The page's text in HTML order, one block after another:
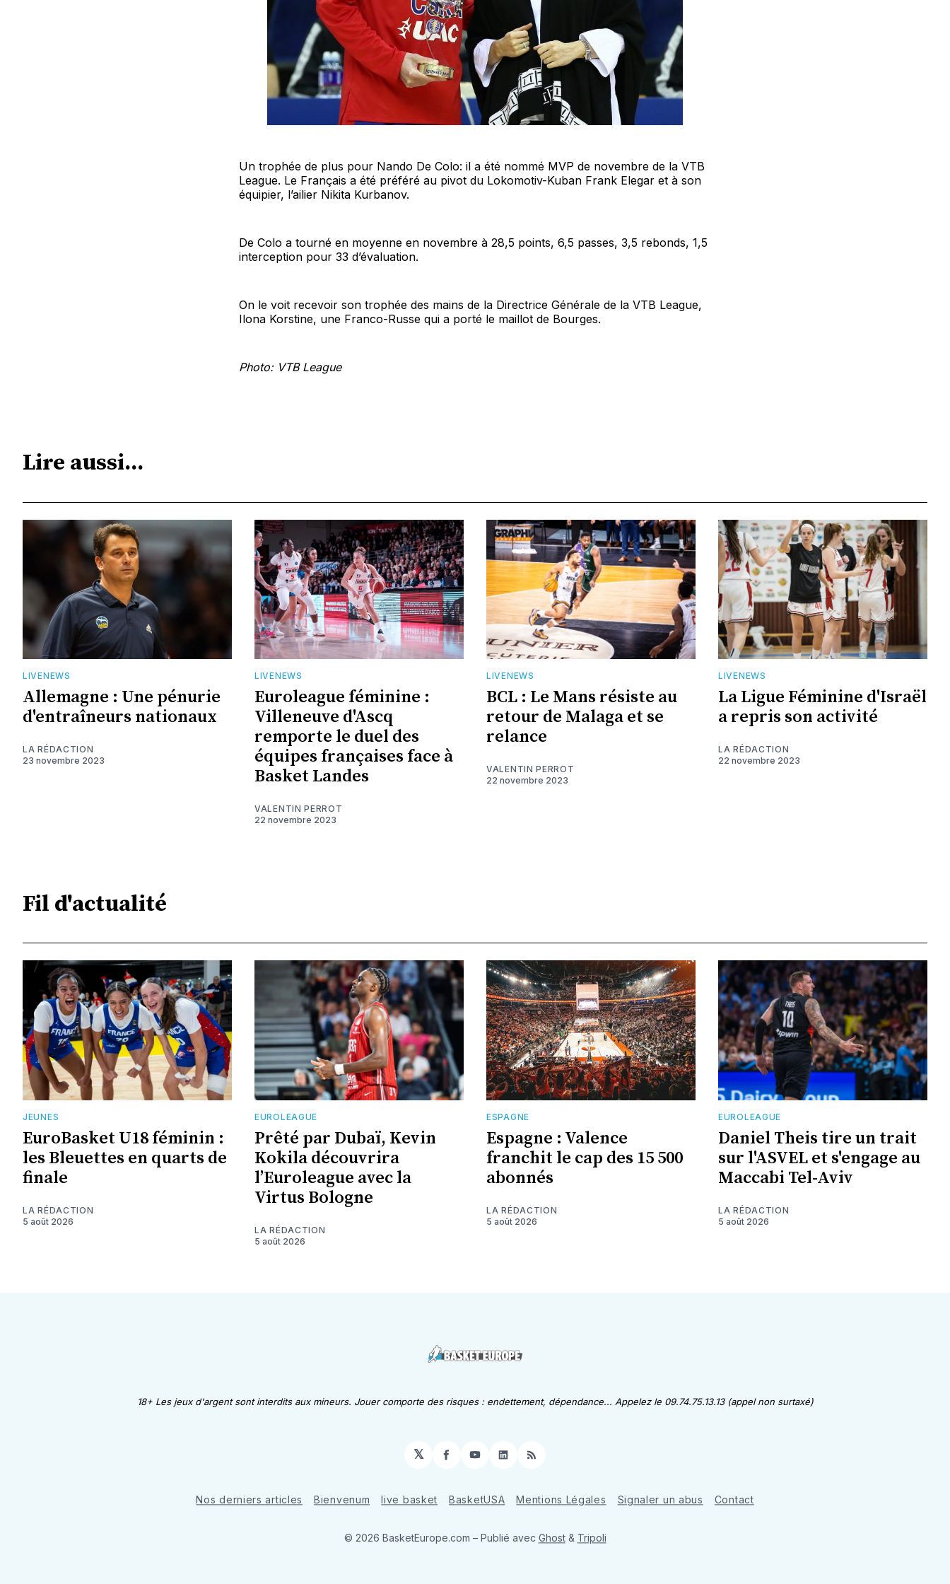
Un trophée de plus pour Nando De Colo: il a été nommé MVP de novembre de la VTB
League. Le Français a été préféré au pivot du Lokomotiv-Kuban Frank Elegar et à son
équipier, l’ailier Nikita Kurbanov.
De Colo a tourné en moyenne en novembre à 28,5 points, 6,5 passes, 3,5 rebonds, 1,5
interception pour 33 d’évaluation.
On le voit recevoir son trophée des mains de la Directrice Générale de la VTB League,
Ilona Korstine, une Franco-Russe qui a porté le maillot de Bourges.
Photo: VTB League
Lire aussi...
LIVENEWS
Allemagne : Une pénurie
d'entraîneurs nationaux
LA RÉDACTION
23 novembre 2023
LIVENEWS
Euroleague féminine :
Villeneuve d'Ascq
remporte le duel des
équipes françaises face à
Basket Landes
VALENTIN PERROT
22 novembre 2023
LIVENEWS
BCL : Le Mans résiste au
retour de Malaga et se
relance
VALENTIN PERROT
22 novembre 2023
LIVENEWS
La Ligue Féminine d'Israël
a repris son activité
LA RÉDACTION
22 novembre 2023
Fil d'actualité
JEUNES
EuroBasket U18 féminin :
les Bleuettes en quarts de
finale
LA RÉDACTION
5 août 2026
EUROLEAGUE
Prêté par Dubaï, Kevin
Kokila découvrira
l’Euroleague avec la
Virtus Bologne
LA RÉDACTION
5 août 2026
ESPAGNE
Espagne : Valence
franchit le cap des 15 500
abonnés
LA RÉDACTION
5 août 2026
EUROLEAGUE
Daniel Theis tire un trait
sur l'ASVEL et s'engage au
Maccabi Tel-Aviv
LA RÉDACTION
5 août 2026
18+ Les jeux d'argent sont interdits aux mineurs. Jouer comporte des risques : endettement, dépendance... Appelez le 09.74.75.13.13 (appel non surtaxé)
𝕏 Facebook
YouTube
LinkedIn
RSS
Nos derniers articles Bienvenum live basket BasketUSA Mentions Légales Signaler un abus Contact
© 2026 BasketEurope.com – Publié avec Ghost& Tripoli